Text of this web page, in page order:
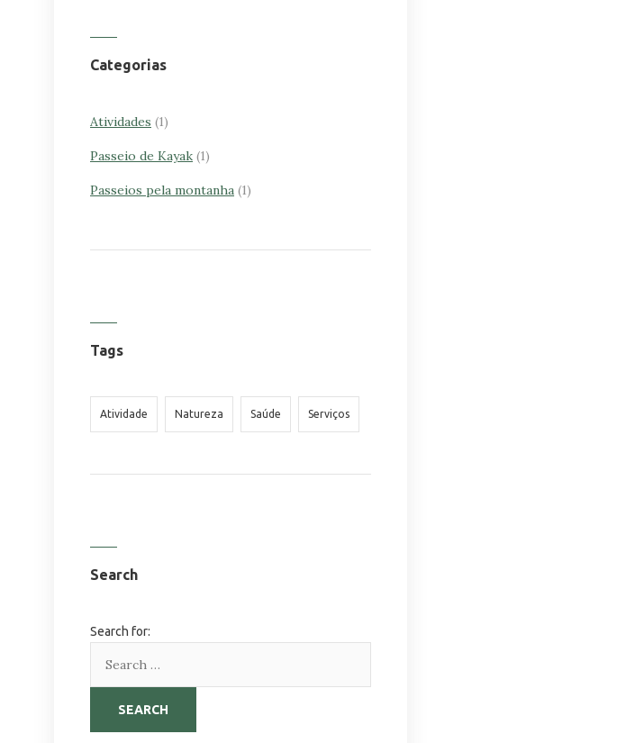
Categorias
Atividades (1)
Passeio de Kayak (1)
Passeios pela montanha (1)
Tags
Atividade Natureza Saúde Serviços
Search
Search for:
SEARCH